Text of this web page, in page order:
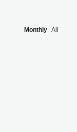
Monthly All